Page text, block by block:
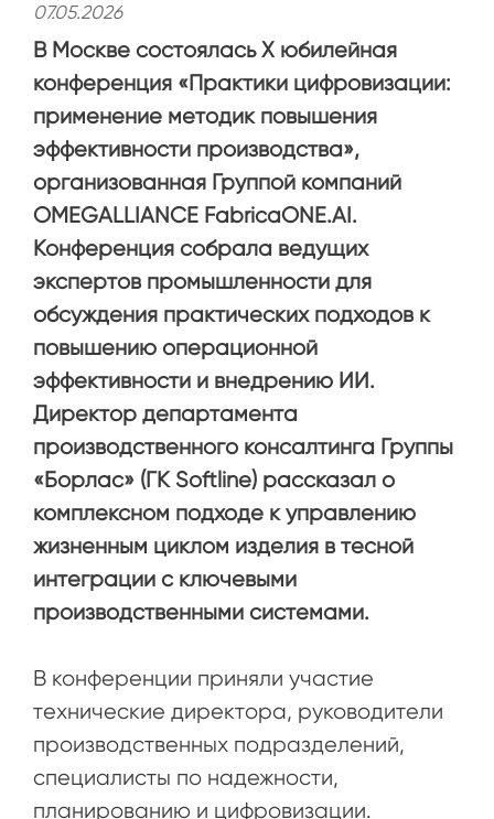
07.05.2026
В Москве состоялась X юбилейная
конференция «Практики цифровизации:
применение методик повышения
эффективности производства»,
организованная Группой компаний
OMEGALLIANCE FabricaONE.AI.
Конференция собрала ведущих
экспертов промышленности для
обсуждения практических подходов к
повышению операционной
эффективности и внедрению ИИ.
Директор департамента
производственного консалтинга Группы
«Борлас» (ГК Softline) рассказал о
комплексном подходе к управлению
жизненным циклом изделия в тесной
интеграции с ключевыми
производственными системами.
В конференции приняли участие
технические директора, руководители
производственных подразделений,
специалисты по надежности,
планированию и цифровизации.